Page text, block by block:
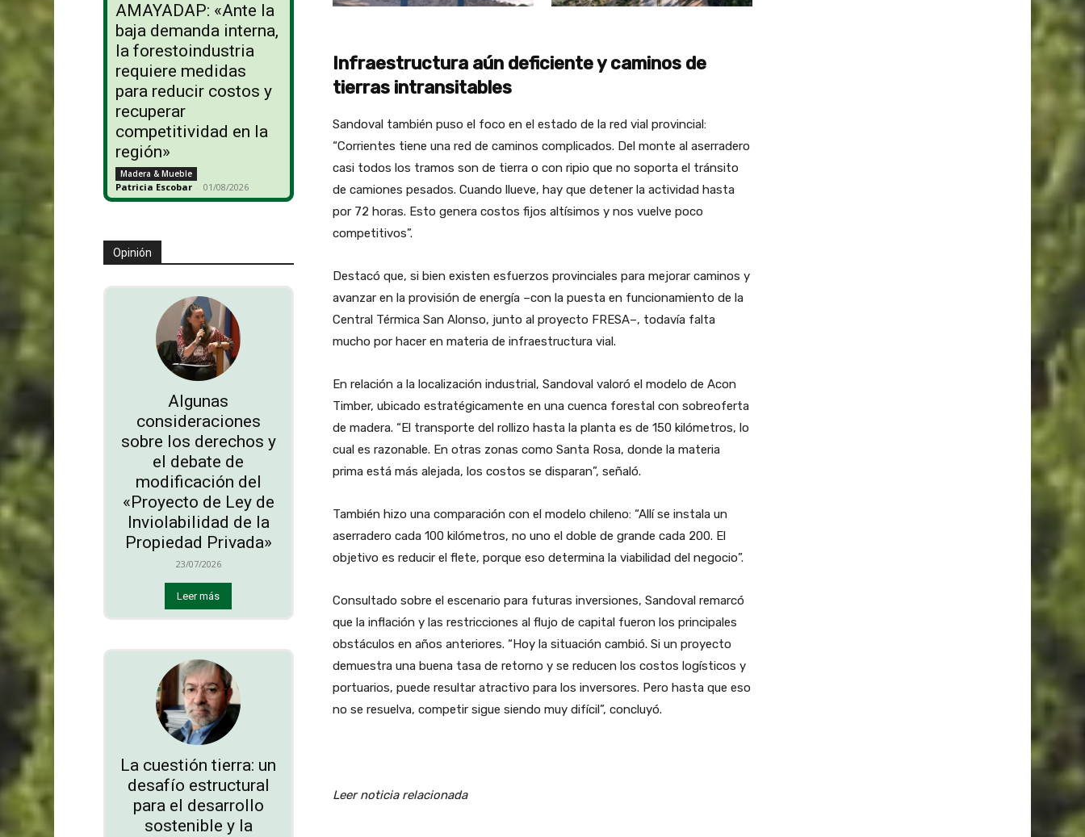
AMAYADAP: «Ante la
baja demanda interna,
la forestoindustria
requiere medidas
para reducir costos y
recuperar
competitividad en la
región»
Madera & Mueble
Patricia Escobar - 01/08/2026
Opinión
Algunas
consideraciones
sobre los derechos y
el debate de
modificación del
«Proyecto de Ley de
Inviolabilidad de la
Propiedad Privada»
23/07/2026
Leer más
La cuestión tierra: un
desafío estructural
para el desarrollo
sostenible y la
Infraestructura aún deficiente y caminos de
tierras intransitables
Sandoval también puso el foco en el estado de la red vial provincial:
“Corrientes tiene una red de caminos complicados. Del monte al aserradero
casi todos los tramos son de tierra o con ripio que no soporta el tránsito
de camiones pesados. Cuando llueve, hay que detener la actividad hasta
por 72 horas. Esto genera costos fijos altísimos y nos vuelve poco
competitivos”.
Destacó que, si bien existen esfuerzos provinciales para mejorar caminos y
avanzar en la provisión de energía –con la puesta en funcionamiento de la
Central Térmica San Alonso, junto al proyecto FRESA–, todavía falta
mucho por hacer en materia de infraestructura vial.
En relación a la localización industrial, Sandoval valoró el modelo de Acon
Timber, ubicado estratégicamente en una cuenca forestal con sobreoferta
de madera. “El transporte del rollizo hasta la planta es de 150 kilómetros, lo
cual es razonable. En otras zonas como Santa Rosa, donde la materia
prima está más alejada, los costos se disparan”, señaló.
También hizo una comparación con el modelo chileno: “Allí se instala un
aserradero cada 100 kilómetros, no uno el doble de grande cada 200. El
objetivo es reducir el flete, porque eso determina la viabilidad del negocio”.
Consultado sobre el escenario para futuras inversiones, Sandoval remarcó
que la inflación y las restricciones al flujo de capital fueron los principales
obstáculos en años anteriores. “Hoy la situación cambió. Si un proyecto
demuestra una buena tasa de retorno y se reducen los costos logísticos y
portuarios, puede resultar atractivo para los inversores. Pero hasta que eso
no se resuelva, competir sigue siendo muy difícil”, concluyó.
Leer noticia relacionada